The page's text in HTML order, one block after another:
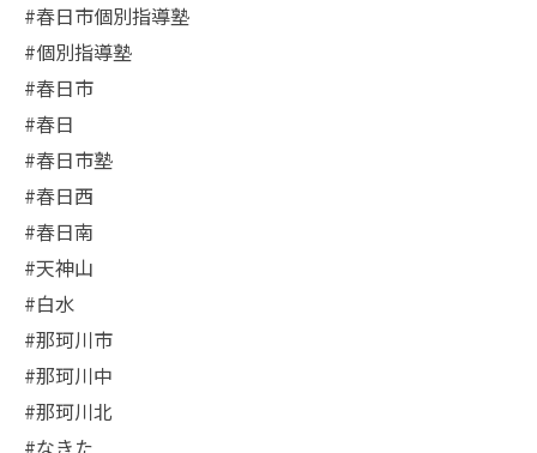
#春日市個別指導塾
#個別指導塾
#春日市
#春日
#春日市塾
#春日西
#春日南
#天神山
#白水
#那珂川市
#那珂川中
#那珂川北
#なきた